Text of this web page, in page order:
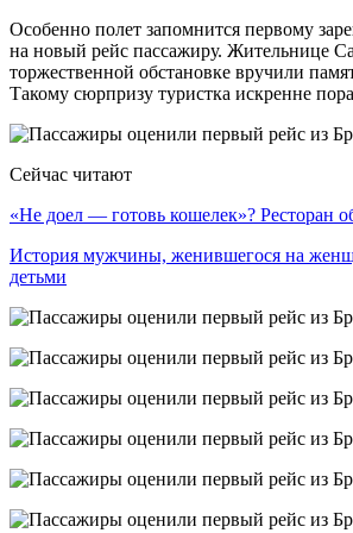
Особенно полет запомнится первому
на новый рейс пассажиру. Жительнице
торжественной обстановке вручили
Такому сюрпризу туристка искренне
Сейчас читают
«Не доел — готовь кошелек»? Ресторан
История мужчины, женившегося на
детьми